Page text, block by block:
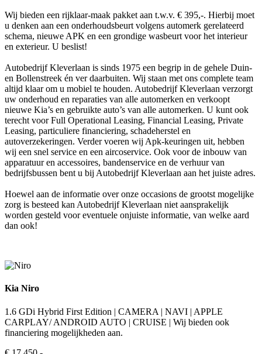
Wij bieden een rijklaar-maak pakket aan t.w.v. € 395,-. Hierbij moet
u denken aan een onderhoudsbeurt volgens automerk gerelateerd
schema, nieuwe APK en een grondige wasbeurt voor het interieur
en exterieur. U beslist!
Autobedrijf Kleverlaan is sinds 1975 een begrip in de gehele Duin-
en Bollenstreek én ver daarbuiten. Wij staan met ons complete team
altijd klaar om u mobiel te houden. Autobedrijf Kleverlaan verzorgt
uw onderhoud en reparaties van alle automerken en verkoopt
nieuwe Kia’s en gebruikte auto’s van alle automerken. U kunt ook
terecht voor Full Operational Leasing, Financial Leasing, Private
Leasing, particuliere financiering, schadeherstel en
autoverzekeringen. Verder voeren wij Apk-keuringen uit, hebben
wij een snel service en een aircoservice. Ook voor de inbouw van
apparatuur en accessoires, bandenservice en de verhuur van
bedrijfsbussen bent u bij Autobedrijf Kleverlaan aan het juiste adres.
Hoewel aan de informatie over onze occasions de grootst mogelijke
zorg is besteed kan Autobedrijf Kleverlaan niet aansprakelijk
worden gesteld voor eventuele onjuiste informatie, van welke aard
dan ook!
Kia Niro
1.6 GDi Hybrid First Edition | CAMERA | NAVI | APPLE
CARPLAY/ ANDROID AUTO | CRUISE | Wij bieden ook
financiering mogelijkheden aan.